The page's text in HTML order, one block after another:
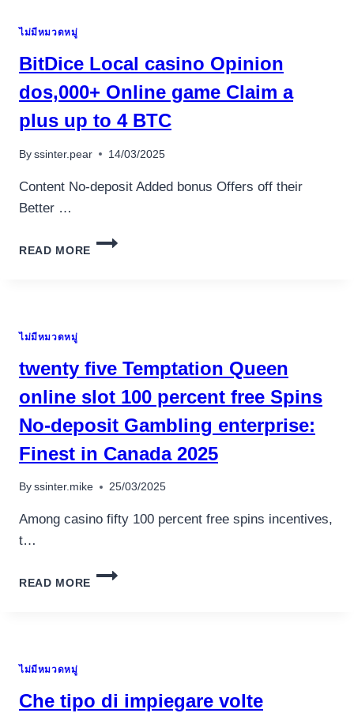
ไม่มีหมวดหมู่
BitDice Local casino Opinion
dos,000+ Online game Claim a
plus up to 4 BTC
By ssinter.pear 14/03/2025
Content No-deposit Added bonus Offers off their
Better …
READ MORE
BITDICE
A
PLUS
UP
TO
4
BTC
ไม่มีหมวดหมู่
twenty five Temptation Queen
online slot 100 percent free Spins
No-deposit Gambling enterprise:
Finest in Canada 2025
By ssinter.mike 25/03/2025
Among casino fifty 100 percent free spins incentives,
t…
READ MORE
TWENTY
FREE
ไม่มีหมวดหมู่
Che tipo di impiegare volte